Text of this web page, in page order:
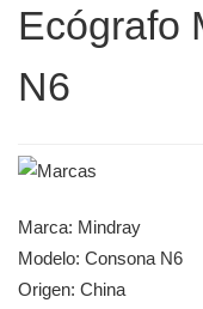
Ecógrafo
N6
Marca: Mindray
Modelo: Consona N6
Origen: China